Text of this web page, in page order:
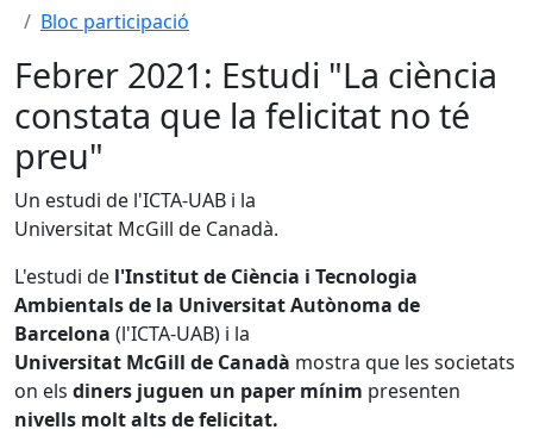
Bloc participació
Febrer 2021: Estudi "La ciència
constata que la felicitat no té
preu"
Un estudi de l'ICTA-UAB i la
Universitat McGill de Canadà.
L'estudi de l'Institut de Ciència i Tecnologia
Ambientals de la Universitat Autònoma de
Barcelona (l'ICTA-UAB) i la
Universitat McGill de Canadà mostra que les societats
on els diners juguen un paper mínim presenten
nivells molt alts de felicitat.